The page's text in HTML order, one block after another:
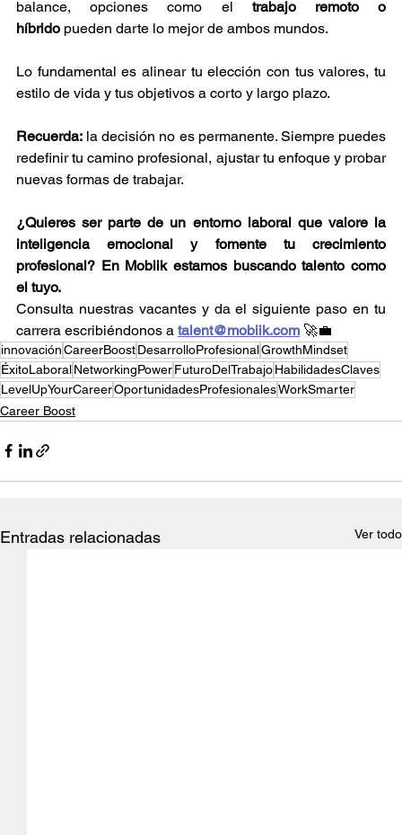
balance, opciones como el trabajo remoto o
híbrido pueden darte lo mejor de ambos mundos.
Lo fundamental es alinear tu elección con tus valores, tu
estilo de vida y tus objetivos a corto y largo plazo.
Recuerda: la decisión no es permanente. Siempre puedes
redefinir tu camino profesional, ajustar tu enfoque y probar
nuevas formas de trabajar.
¿Quieres ser parte de un entorno laboral que valore la
inteligencia emocional y fomente tu crecimiento
profesional? En Mobiik estamos buscando talento como
el tuyo.
Consulta nuestras vacantes y da el siguiente paso en tu
carrera escribiéndonos a talent@mobiik.com 🚀💼
innovaciónCareerBoostDesarrolloProfesionalGrowthMindset
ÉxitoLaboralNetworkingPowerFuturoDelTrabajoHabilidadesClaves
LevelUpYourCareerOportunidadesProfesionalesWorkSmarter
Career Boost
Entradas relacionadas Ver todo